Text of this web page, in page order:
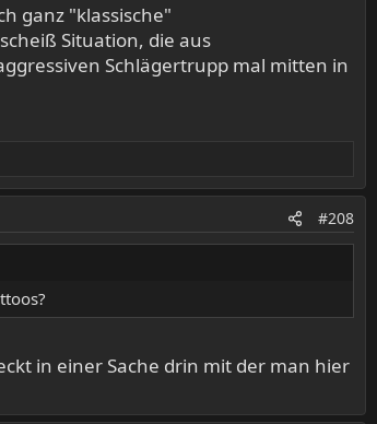
ganz "klassische"
Situation, die aus
Schlägertrupp mal mitten in
#208
in einer Sache drin mit der man hier